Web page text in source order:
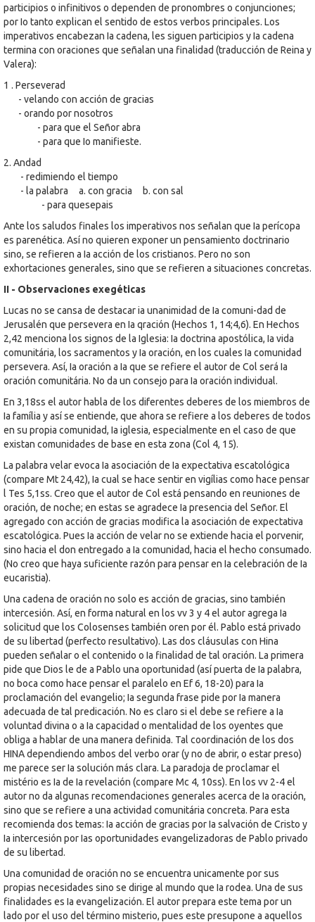
participios o infinitivos o dependen de pronombres o conjunciones;
por Io tanto explican el sentido de estos verbos principales. Los
imperativos encabezan Ia cadena, les siguen participios y Ia cadena
termina con oraciones que señalan una finalidad (traducción de Reina y
Valera):
1 . Perseverad
- velando con acción de gracias
- orando por nosotros
- para que el Señor abra
- para que Io manifieste.
2. Andad
- redimiendo el tiempo
- la palabra a. con gracia b. con sal
- para quesepais
Ante los saludos finales los imperativos nos señalan que Ia perícopa
es parenética. Así no quieren exponer un pensamiento doctrinario
sino, se refieren a Ia acción de los cristianos. Pero no son
exhortaciones generales, sino que se refieren a situaciones concretas.
II - Observaciones exegéticas
Lucas no se cansa de destacar ia unanimidad de Ia comuni-dad de
Jerusalén que persevera en Ia qración (Hechos 1, 14;4,6). En Hechos
2,42 menciona los signos de la Iglesia: Ia doctrina apostólica, Ia vida
comunitária, los sacramentos y Ia oración, en los cuales Ia comunidad
persevera. Así, Ia oración a Ia que se refiere el autor de Col será Ia
oración comunitária. No da un consejo para Ia oración individual.
En 3,18ss el autor habla de los diferentes deberes de los miembros de
Ia família y así se entiende, que ahora se refiere a los deberes de todos
en su propia comunidad, Ia iglesia, especialmente en el caso de que
existan comunidades de base en esta zona (Col 4, 15).
La palabra velar evoca Ia asociación de Ia expectativa escatológica
(compare Mt 24,42), Ia cual se hace sentir en vigílias como hace pensar
l Tes 5,1ss. Creo que el autor de Col está pensando en reuniones de
oración, de noche; en estas se agradece Ia presencia del Señor. El
agregado con acción de gracias modifica la asociación de expectativa
escatológica. Pues Ia acción de velar no se extiende hacia el porvenir,
sino hacia el don entregado a Ia comunidad, hacia el hecho consumado.
(No creo que haya suficiente razón para pensar en Ia celebración de Ia
eucaristia).
Una cadena de oración no solo es acción de gracias, sino también
intercesión. Así, en forma natural en los vv 3 y 4 el autor agrega Ia
solicitud que los Colosenses también oren por él. Pablo está privado
de su libertad (perfecto resultativo). Las dos cláusulas con Hina
pueden señalar o el contenido o Ia finalidad de tal oración. La primera
pide que Dios le de a Pablo una oportunidad (así puerta de Ia palabra,
no boca como hace pensar el paralelo en Ef 6, 18-20) para Ia
proclamación del evangelio; Ia segunda frase pide por Ia manera
adecuada de tal predicación. No es claro si el debe se refiere a Ia
voluntad divina o a Ia capacidad o mentalidad de los oyentes que
obliga a hablar de una manera definida. Tal coordinación de los dos
HINA dependiendo ambos del verbo orar (y no de abrir, o estar preso)
me parece ser Ia solución más clara. La paradoja de proclamar el
mistério es Ia de Ia revelación (compare Mc 4, 10ss). En los vv 2-4 el
autor no da algunas recomendaciones generales acerca de Ia oración,
sino que se refiere a una actividad comunitária concreta. Para esta
recomienda dos temas: Ia acción de gracias por Ia salvación de Cristo y
Ia intercesión por Ias oportunidades evangelizadoras de Pablo privado
de su libertad.
Una comunidad de oración no se encuentra unicamente por sus
propias necesidades sino se dirige al mundo que Ia rodea. Una de sus
finalidades es Ia evangelización. El autor prepara este tema por un
lado por el uso del término misterio, pues este presupone a aquellos